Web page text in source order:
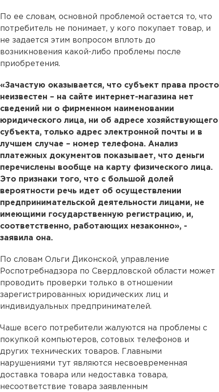
По ее словам, основной проблемой остается то, что
потребитель не понимает, у кого покупает товар, и
не задается этим вопросом вплоть до
возникновения какой-либо проблемы после
приобретения.
«Зачастую оказывается, что субъект права просто
неизвестен – на сайте интернет-магазина нет
сведений ни о фирменном наименовании
юридического лица, ни об адресе хозяйствующего
субъекта, только адрес электронной почты и в
лучшем случае – номер телефона. Анализ
платежных документов показывает, что деньги
перечислены вообще на карту физического лица.
Это признаки того, что с большой долей
вероятности речь идет об осуществлении
предпринимательской деятельности лицами, не
имеющими государственную регистрацию, и,
соответственно, работающих незаконно», -
заявила она.
По словам Ольги Диконской, управление
Роспотребнадзора по Свердловской области может
проводить проверки только в отношении
зарегистрированных юридических лиц и
индивидуальных предпринимателей.
Чаше всего потребители жалуются на проблемы с
покупкой компьютеров, сотовых телефонов и
других технических товаров. Главными
нарушениями тут являются несвоевременная
доставка товара или недоставка товара,
несоответствие товара заявленным